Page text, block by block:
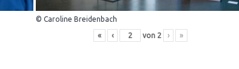
© Caroline Breidenbach
« ‹ von 2 › »